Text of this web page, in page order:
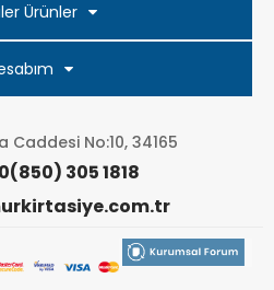
Ürünler
Caddesi No:10, 34165
305 1818